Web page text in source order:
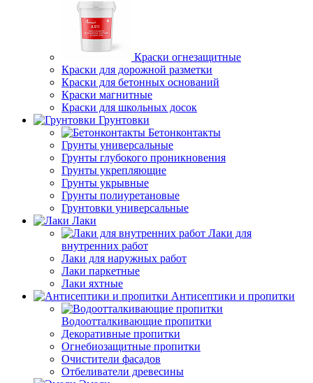
Краски огнезащитные
Краски для дорожной разметки
Краски для бетонных оснований
Краски магнитные
Краски для школьных досок
Грунтовки
Бетонконтакты
Грунты универсальные
Грунты глубокого проникновения
Грунты укрепляющие
Грунты укрывные
Грунты полиуретановые
Грунтовки универсальные
Лаки
Лаки для
внутренних работ
Лаки для наружных работ
Лаки паркетные
Лаки яхтные
Антисептики и пропитки
Водоотталкивающие пропитки
Декоративные пропитки
Огнебиозащитные пропитки
Очистители фасадов
Отбеливатели древесины